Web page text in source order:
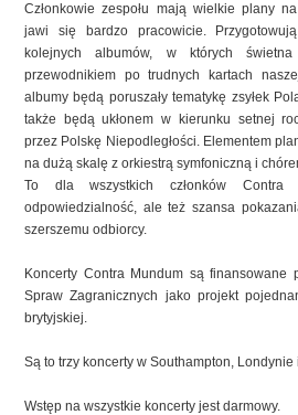
Członkowie zespołu mają wielkie plany
jawi się bardzo pracowicie.
kolejnych albumów, w których
przewodnikiem po trudnych kartach
albumy będą poruszały tematykę zsyłek
także będą ukłonem w kierunku setnej
przez Polskę Niepodległości. Elementem
na dużą skalę z orkiestrą symfoniczną i
To dla wszystkich członków Contra
odpowiedzialność, ale też szansa
szerszemu odbiorcy.
Koncerty Contra Mundum są finansowane
Spraw Zagranicznych jako projekt
brytyjskiej.
Są to trzy koncerty w Southampton,
Wstęp na wszystkie koncerty jest darmowy.